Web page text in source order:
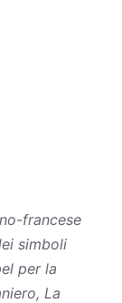
francese
simboli
per la
, La